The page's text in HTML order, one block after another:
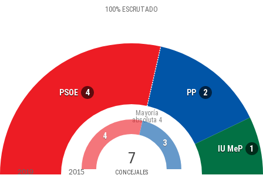
100% ESCRUTADO
PSOE 4 PP 2
IU MeP 1
7
CONCEJALES
Mayoría
absoluta 4
4
3
2019 2015